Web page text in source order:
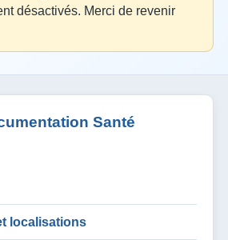
désactivés. Merci de revenir
Santé
localisations